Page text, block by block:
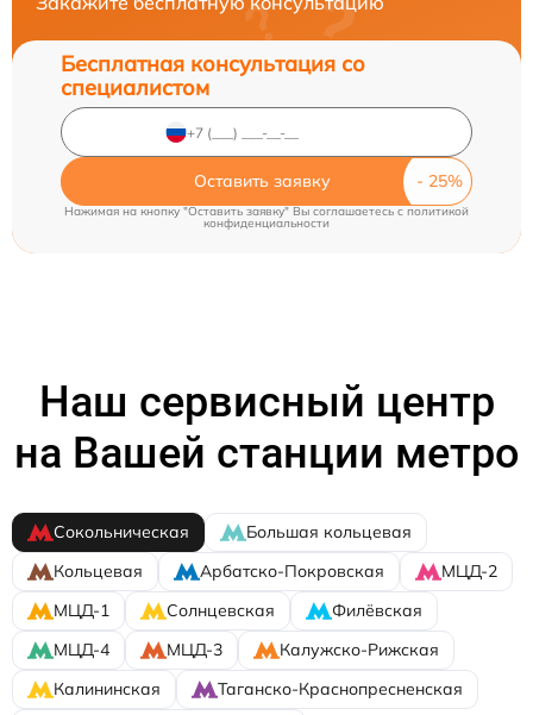
Бесплатная консультация со
специалистом
Оставить заявку
Нажимая на кнопку "Оставить заявку" Вы соглашаетесь cполитикой
конфиденциальности
Наш сервисный центр
на Вашей станции метро
Сокольническая
Большая кольцевая
Кольцевая
Арбатско-Покровская
МЦД-2
МЦД-1
Солнцевская
Филёвская
МЦД-4
МЦД-3
Калужско-Рижская
Калининская
Таганско-Краснопресненская